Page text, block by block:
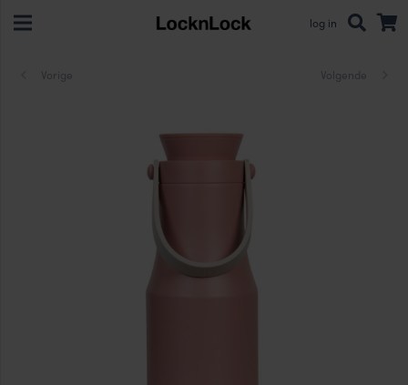
log in
Vorige Volgende